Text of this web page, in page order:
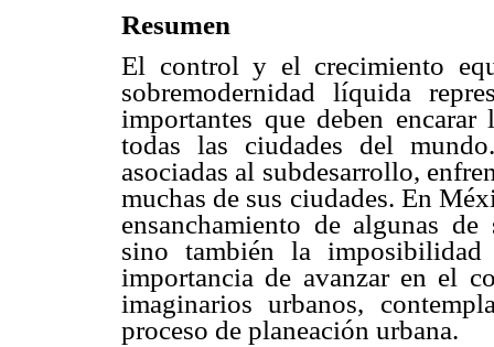
Resumen
El control y el crecimiento
sobremodernidad líquida
importantes que deben
todas las ciudades del
asociadas al subdesarrollo,
muchas de sus ciudades. En
ensanchamiento de algunas
sino también la
importancia de avanzar en el
imaginarios urbanos,
proceso de planeación urbana.